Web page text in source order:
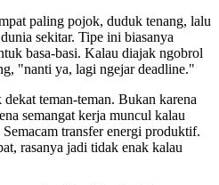
paling pojok, duduk tenang, lalu
sekitar. Tipe ini biasanya
basa-basi. Kalau diajak ngobrol
"nanti ya, lagi ngejar deadline."
teman-teman. Bukan karena
semangat kerja muncul kalau
transfer energi produktif.
rasanya jadi tidak enak kalau